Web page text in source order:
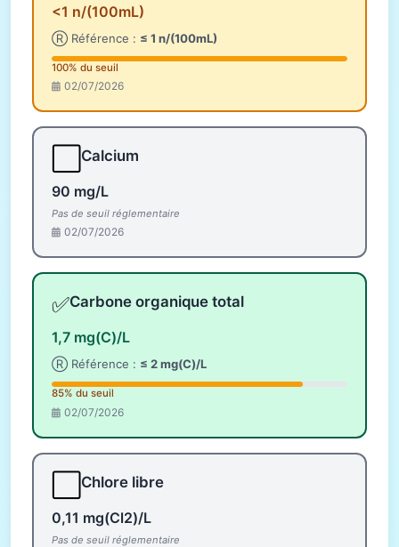
<1 n/(100mL)
Ⓡ Référence : ≤ 1 n/(100mL)
100% du seuil
02/07/2026
Calcium
90 mg/L
Pas de seuil réglementaire
02/07/2026
✅Carbone organique total
1,7 mg(C)/L
Ⓡ Référence : ≤ 2 mg(C)/L
85% du seuil
02/07/2026
Chlore libre
0,11 mg(Cl2)/L
Pas de seuil réglementaire